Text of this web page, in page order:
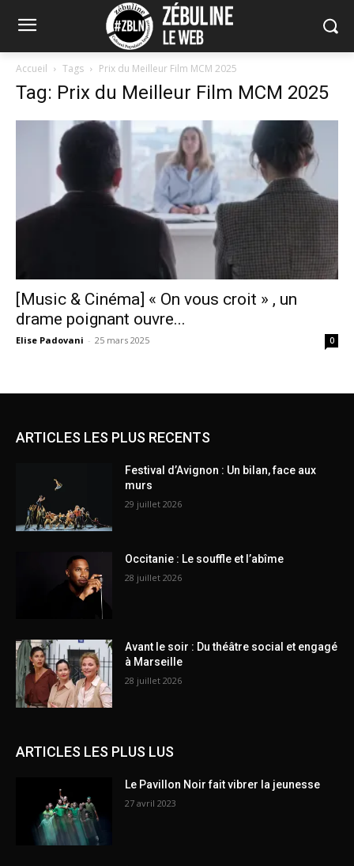
Accueil Tags Prix du Meilleur Film MCM 2025
Tag: Prix du Meilleur Film MCM 2025
[Music & Cinéma] « On vous croit » , un
drame poignant ouvre...
Elise Padovani - 25 mars 2025 0
ARTICLES LES PLUS RECENTS
Festival d’Avignon : Un bilan, face aux
murs
29 juillet 2026
Occitanie : Le souffle et l’abîme
28 juillet 2026
Avant le soir : Du théâtre social et engagé
à Marseille
28 juillet 2026
ARTICLES LES PLUS LUS
Le Pavillon Noir fait vibrer la jeunesse
27 avril 2023